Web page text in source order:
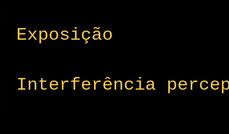
Exposição
Interferência